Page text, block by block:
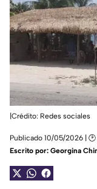
|Crédito: Redes sociales
Publicado 10/05/2026 | 🕑
Escrito por: Georgina